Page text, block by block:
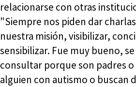
relacionarse con otras
"Siempre nos piden dar
nuestra misión, visibilizar,
sensibilizar. Fue muy bueno,
consultar porque son padres o
alguien con autismo o buscan